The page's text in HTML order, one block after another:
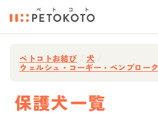
ペトコトお結び 犬
ウェルシュ・コーギー・ペンブローク
保護犬一覧